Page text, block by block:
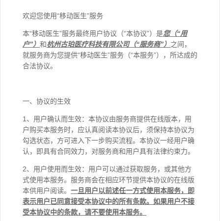
欢迎您使用“移动医生”服务
本“移动医生”服务最终用户协议（“本协议”）是您（“用
户”） 和杭州古珀医疗科技有限公司（“服务商”） 之间，
就服务商为您提供“移动医生”服务（“本服务”），所达成的
合法协议。
一、协议的生效
1、用户确认而生效：本协议由服务商提供在线版本，用
户购买本服务时，应认真阅读本协议后，须保持本协议为
勾选状态，方可进入下一步购买流程。本协议一经用户确
认，即具有合同效力，对服务商和用户具有法律约束力。
2、用户使用而生效：用户可以通过获取服务，或其他方
式使用本服务。服务商会在相应环节提供本协议的在线版
本供用户阅读。 一旦用户以前述任一方式使用本服务，即
表示用户已同意接受本协议中的所有条款。如果用户不接
受本协议中的条款，请不要使用本服务。